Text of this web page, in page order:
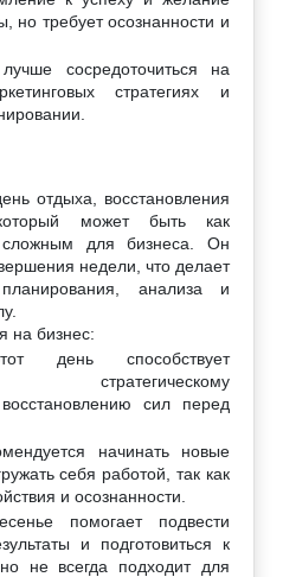
но требует осознанности и
сосредоточиться на
стратегиях и
отдыха, восстановления
может быть как
для бизнеса. Он
недели, что делает
анализа и
на бизнес:
день способствует
стратегическому
сил перед
начинать новые
себя работой, так как
и осознанности.
помогает подвести
и подготовиться к
не всегда подходит для